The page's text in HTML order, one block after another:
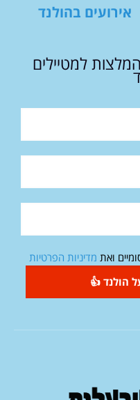
אירועים בהולנד
למטיילים
ואת מדיניות הפרטיות
הולנד 👍